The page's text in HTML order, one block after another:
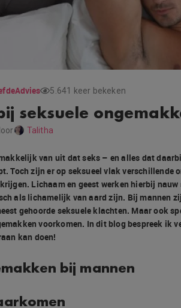
Advies 5.641 keer bekeken
seksuele
Talitha
van uit dat seks – en alles dat
Toch zijn er op seksueel vlak verschillende
Lichaam en geest werken hierbij
als lichamelijk van aard zijn. Bij mannen
gehoorde seksuele klachten. Maar ook
voorkomen. In dit blog bespreek ik
kan doen!
bij mannen